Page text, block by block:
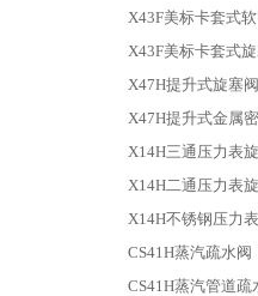
X43F美标卡套式
X43F美标卡套式
X47H提升式旋塞阀
X47H提升式金属
X14H三通压力表
X14H二通压力表
X14H不锈钢压力
CS41H蒸汽疏水阀
CS41H蒸汽管道疏